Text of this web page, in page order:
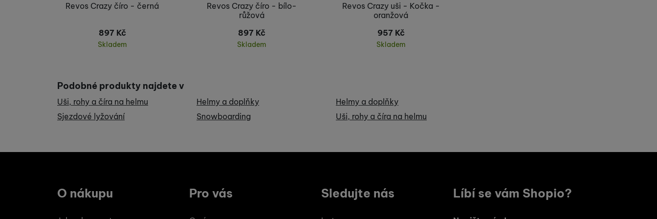
Marketingové cookies používáme my nebo naši partneři, abychom vám mohli zobrazit vhodné obsahy nebo reklamy
jak na našich stránkách, tak na stránkách třetích stran.
Revos Crazy číro - černá
897 Kč
Skladem
Revos Crazy číro - bílo-
růžová
897 Kč
Skladem
Revos Crazy uši - Kočka -
oranžová
957 Kč
Skladem
Podobné produkty najdete v
Uši, rohy a číra na helmu
Sjezdové lyžování
Helmy a doplňky
Snowboarding
Helmy a doplňky
Uši, rohy a číra na helmu
O nákupu Pro vás Sledujte nás Líbí se vám Shopio?